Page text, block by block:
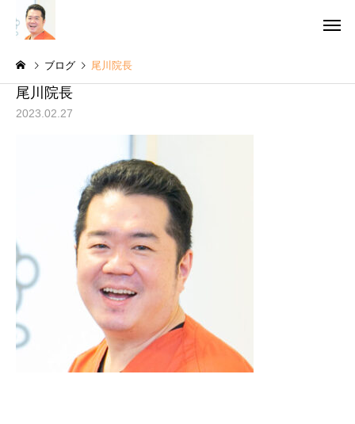
虫歯治療
審美歯科
院長コラム
訪問歯科診療で生活の質
【QOL】を高めよう！
ブログ 尾川院長
尾川院長
2023.02.27